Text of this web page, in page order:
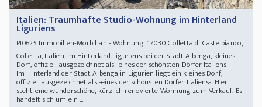
Italien: Traumhafte Studio-Wohnung im Hinterland
Liguriens
PI0625 Immobilien-Morbihan - Wohnung 17030 Colletta di Castelbianco,
Colletta, Italien, im Hinterland Liguriens bei der Stadt Albenga, kleines
Dorf, offiziell ausgezeichnet als -eines der schönsten Dörfer Italiens
Im Hinterland der Stadt Albenga in Ligurien liegt ein kleines Dorf,
offiziell ausgezeichnet als -eines der schönsten Dörfer Italiens-. Hier
steht eine wunderschöne, kürzlich renovierte Wohnung zum Verkauf. Es
handelt sich um ein ...